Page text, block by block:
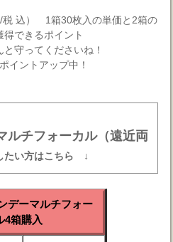
込） 1箱30枚入の単価と2箱の
得できるポイント
守ってくださいね！
ポイントアップ中！
ルチフォーカル（遠近両
たい方はこちら ↓
デーマルチフォー
4箱購入